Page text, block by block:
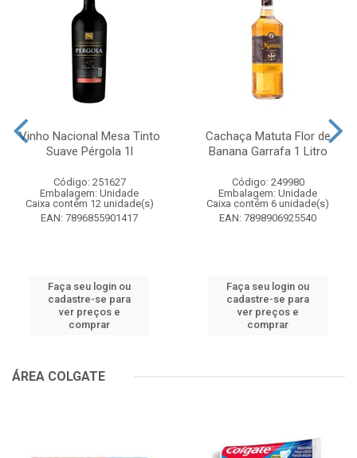
Vinho Nacional Mesa Tinto
Suave Pérgola 1l
Código: 251627
Embalagem: Unidade
Caixa contém 12 unidade(s)
EAN: 7896855901417
Faça seu login ou
cadastre-se para
ver preços e
comprar
Cachaça Matuta Flor de
Banana Garrafa 1 Litro
Código: 249980
Embalagem: Unidade
Caixa contém 6 unidade(s)
EAN: 7898906925540
Faça seu login ou
cadastre-se para
ver preços e
comprar
ÁREA COLGATE